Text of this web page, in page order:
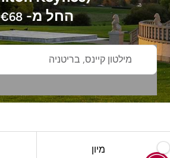
החל מ- €68
מילטון קיינס, בריטניה
מיון